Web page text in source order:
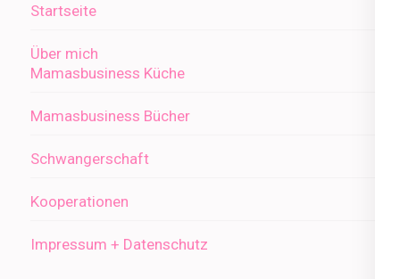
Startseite
Über mich
Mamasbusiness Küche
Mamasbusiness Bücher
Schwangerschaft
Kooperationen
Impressum + Datenschutz